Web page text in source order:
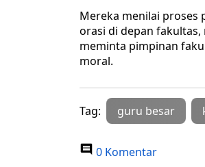
Mereka menilai proses
orasi di depan
meminta pimpinan
moral.
Tag: guru besar
0 Komentar